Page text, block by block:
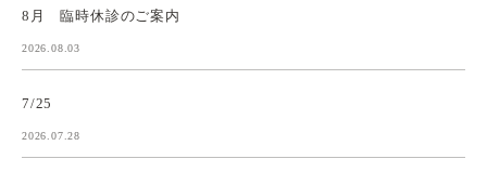
8月 臨時休診のご案内
2026.08.03
7/25
2026.07.28